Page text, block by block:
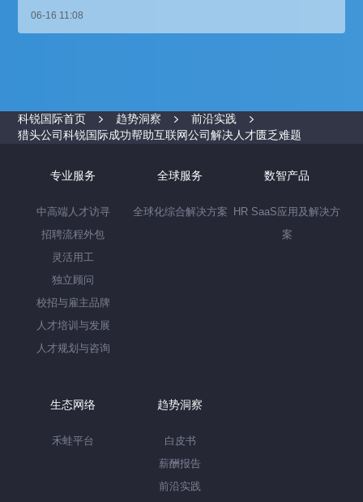
06-16 11:08
科锐国际首页 趋势洞察
前沿实践
猎头公司科锐国际成功帮助互联网公司解决人才匮乏难题
专业服务
中高端人才访寻
招聘流程外包
灵活用工
独立顾问
校招与雇主品牌
人才培训与发展
人才规划与咨询
全球服务
全球化综合解决方案
数智产品
HR SaaS应用及解决方
案
生态网络
禾蛙平台
趋势洞察
白皮书
薪酬报告
前沿实践